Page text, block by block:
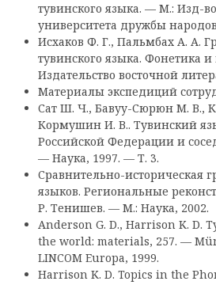
тувинского языка. — М.: Изд-
университета дружбы
Исхаков Ф. Г., Пальмбах А. А.
тувинского языка. Фонетика
Издательство восточной
Материалы экспедиций
Сат Ш. Ч., Бавуу-Сюрюн М. В.,
Кормушин И. В.. Тувинский
Российской Федерации и
— Наука, 1997. — Т. 3.
Сравнительно-историческая
языков. Региональные
Р. Тенишев. — М.: Наука, 2002.
Anderson G. D., Harrison K. D.
the world: materials, 257. —
LINCOM Europa, 1999.
Harrison K. D. Topics in the